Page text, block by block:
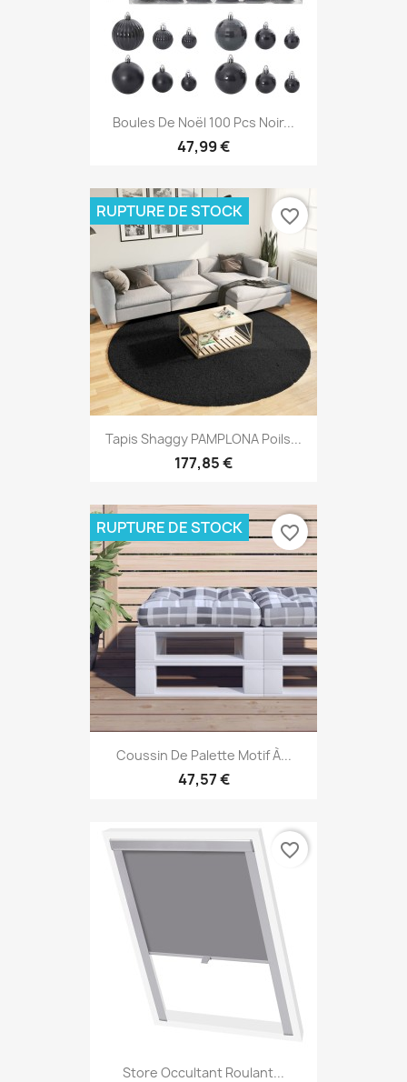
Boules De Noël 100 Pcs Noir...
47,99 €
Tapis Shaggy PAMPLONA Poils...
177,85 €
RUPTURE DE STOCK favorite_border
Coussin De Palette Motif À...
47,57 €
RUPTURE DE STOCK favorite_border
Store Occultant Roulant...
favorite_border